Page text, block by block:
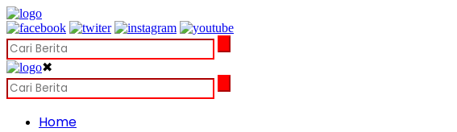
✖
Home